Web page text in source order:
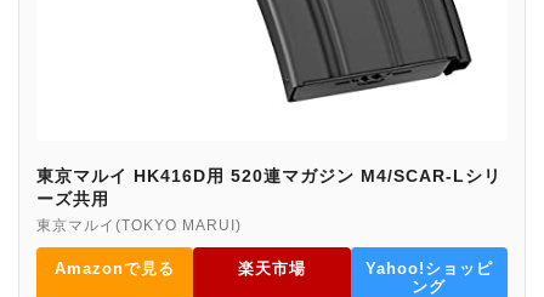
東京マルイ HK416D用 520連マガジン M4/SCAR-Lシリ
ーズ共用
東京マルイ(TOKYO MARUI)
Amazonで見る 楽天市場
Yahoo!ショッピ
ング